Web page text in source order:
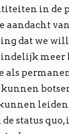
in de
aandacht
dat we
meer
als
status quo,